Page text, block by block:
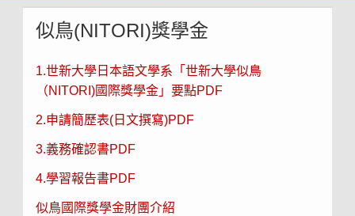
似鳥(NITORI)獎學金
1.世新大學日本語文學系「世新大學似鳥
（NITORI)國際獎學金」要點PDF
2.申請簡歷表(日文撰寫)PDF
3.義務確認書PDF
4.學習報告書PDF
似鳥國際獎學金財團介紹